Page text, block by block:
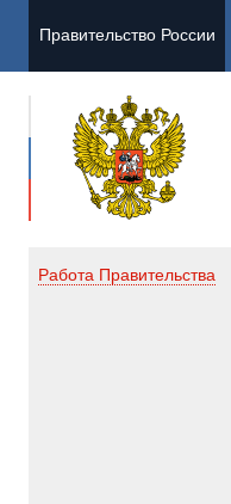
Правительство России
Работа Правительства